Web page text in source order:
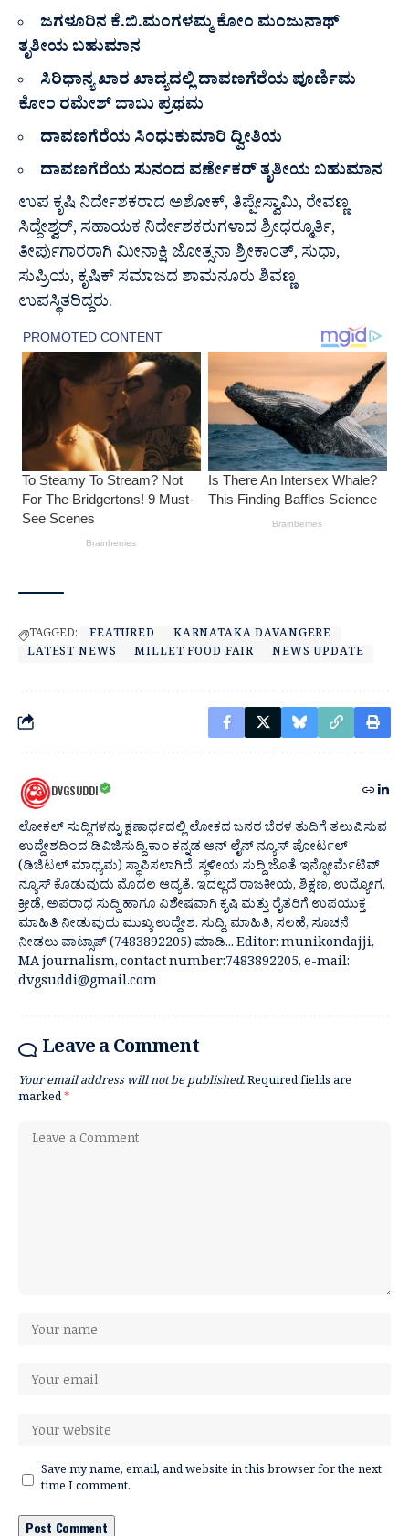
ಜಗಳೂರಿನ ಕೆ.ಬಿ.ಮಂಗಳಮ್ಮ ಕೋಂ ಮಂಜುನಾಥ್
ತೃತೀಯ ಬಹುಮಾನ
ಸಿರಿಧಾನ್ಯ ಖಾರ ಖಾದ್ಯದಲ್ಲಿ ದಾವಣಗೆರೆಯ ಪೂರ್ಣಿಮ
ಕೋಂ ರಮೇಶ್ ಬಾಬು ಪ್ರಥಮ
ದಾವಣಗೆರೆಯ ಸಿಂಧುಕುಮಾರಿ ದ್ವೀತಿಯ
ದಾವಣಗೆರೆಯ ಸುನಂದ ವರ್ಣೇಕರ್ ತೃತೀಯ ಬಹುಮಾನ
ಉಪ ಕೃಷಿ ನಿರ್ದೇಶಕರಾದ ಅಶೋಕ್, ತಿಪ್ಪೇಸ್ವಾಮಿ, ರೇವಣ್ಣ
ಸಿದ್ದೇಶ್ವರ್, ಸಹಾಯಕ ನಿರ್ದೇಶಕರುಗಳಾದ ಶ್ರೀಧರ್‍ಮೂರ್ತಿ,
ತೀರ್ಪುಗಾರರಾಗಿ ಮೀನಾಕ್ಷಿ ಜೋತ್ಸನಾ ಶ್ರೀಕಾಂತ್, ಸುಧಾ,
ಸುಪ್ರಿಯ, ಕೃಷಿಕ್ ಸಮಾಜದ ಶಾಮನೂರು ಶಿವಣ್ಣ
ಉಪಸ್ಥಿತರಿದ್ದರು.
TAGGED: FEATURED
KARNATAKA DAVANGERE
LATEST NEWS
MILLET FOOD FAIR NEWS UPDATE
DVGSUDDI
ಲೋಕಲ್ ಸುದ್ದಿಗಳನ್ನು ಕ್ಷಣಾರ್ಧದಲ್ಲಿ ಲೋಕದ ಜನರ ಬೆರಳ ತುದಿಗೆ ತಲುಪಿಸುವ
ಉದ್ದೇಶದಿಂದ ಡಿವಿಜಿಸುದ್ದಿ.ಕಾಂ ಕನ್ನಡ ಆನ್ ಲೈನ್ ನ್ಯೂಸ್ ಪೋರ್ಟಲ್
(ಡಿಜಿಟಲ್ ಮಾಧ್ಯಮ) ಸ್ಥಾಪಿಸಲಾಗಿದೆ. ಸ್ಥಳೀಯ ಸುದ್ದಿ ಜೊತೆ ಇನ್ಫೋರ್ಮೆಟಿವ್
ನ್ಯೂಸ್ ಕೊಡುವುದು ಮೊದಲ ಆದ್ಯತೆ. ಇದಲ್ಲದೆ ರಾಜಕೀಯ, ಶಿಕ್ಷಣ, ಉದ್ಯೋಗ,
ಕ್ರೀಡೆ, ಅಪರಾಧ ಸುದ್ದಿ ಹಾಗೂ ವಿಶೇಷವಾಗಿ ಕೃಷಿ ಮತ್ತು ರೈತರಿಗೆ ಉಪಯುಕ್ತ
ಮಾಹಿತಿ ನೀಡುವುದು ಮುಖ್ಯ ಉದ್ದೇಶ. ಸುದ್ದಿ, ಮಾಹಿತಿ, ಸಲಹೆ, ಸೂಚನೆ
ನೀಡಲು ವಾಟ್ಸಾಪ್ (7483892205) ಮಾಡಿ... Editor: munikondajji,
MA journalism, contact number:7483892205, e-mail:
dvgsuddi@gmail.com
Leave a Comment
Your email address will not be published.Required fields are
marked*
Save my name, email, and website in this browser for the next
time I comment.